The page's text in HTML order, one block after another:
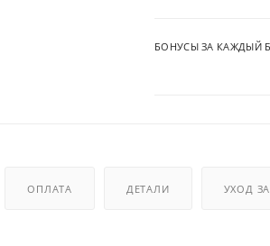
БОНУСЫ ЗА КАЖДЫЙ
ОПЛАТА ДЕТАЛИ УХОД